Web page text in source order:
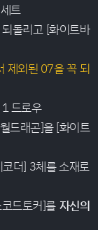
트
돌리고 [화이트바
제외된 07을 꼭 되
드로우
드래곤]을 [화이트
더] 3체를 소재로
드토커]를 자신의